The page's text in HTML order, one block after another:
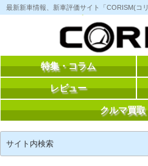
コ
ン
へ
最新新車情報、新車評価サイト「CORISM(コ
特集・コラム
レビュー
クルマ買取
索: